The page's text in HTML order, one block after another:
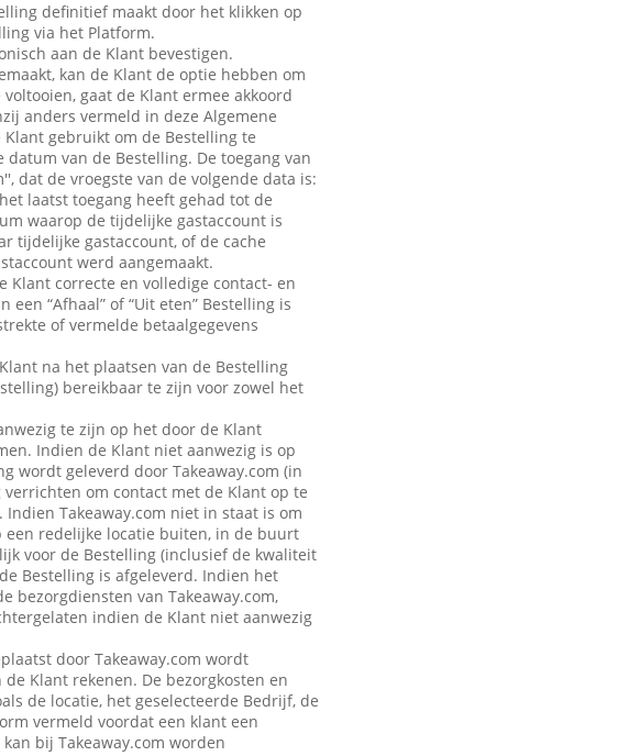
definitief maakt door het klikken op
via het Platform.
aan de Klant bevestigen.
kan de Klant de optie hebben om
gaat de Klant ermee akkoord
anders vermeld in deze Algemene
gebruikt om de Bestelling te
van de Bestelling. De toegang van
dat de vroegste van de volgende data is:
laatst toegang heeft gehad tot de
waarop de tijdelijke gastaccount is
tijdelijke gastaccount, of de cache
werd aangemaakt.
Klant correcte en volledige contact- en
“Afhaal” of “Uit eten” Bestelling is
of vermelde betaalgegevens
na het plaatsen van de Bestelling
bereikbaar te zijn voor zowel het
te zijn op het door de Klant
Indien de Klant niet aanwezig is op
wordt geleverd door Takeaway.com (in
om contact met de Klant op te
Takeaway.com niet in staat is om
een redelijke locatie buiten, in de buurt
voor de Bestelling (inclusief de kwaliteit
Bestelling is afgeleverd. Indien het
bezorgdiensten van Takeaway.com,
indien de Klant niet aanwezig
door Takeaway.com wordt
Klant rekenen. De bezorgkosten en
de locatie, het geselecteerde Bedrijf, de
vermeld voordat een klant een
bij Takeaway.com worden